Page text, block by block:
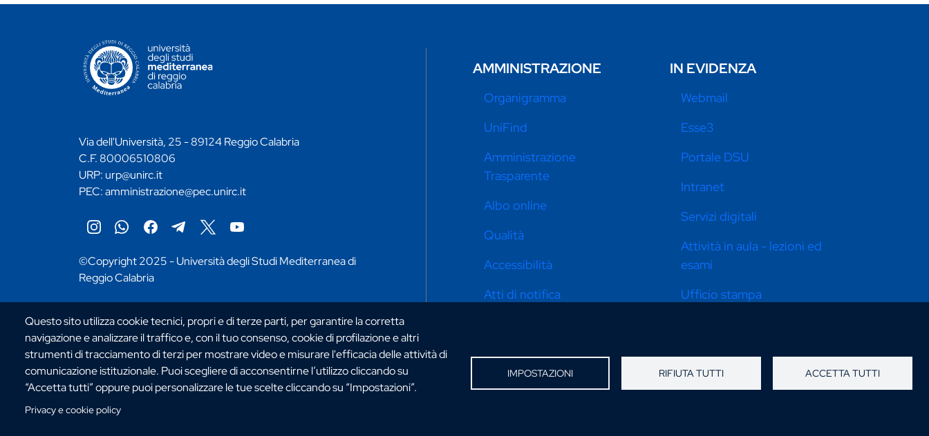
Questo sito utilizza cookie tecnici, propri e di terze parti, per garantire la corretta
navigazione e analizzare il traffico e, con il tuo consenso, cookie di profilazione e altri
strumenti di tracciamento di terzi per mostrare video e misurare l'efficacia delle attività di
comunicazione istituzionale. Puoi scegliere di acconsentirne l’utilizzo cliccando su
“Accetta tutti” oppure puoi personalizzare le tue scelte cliccando su “Impostazioni”.
Privacy e cookie policy
IMPOSTAZIONI RIFIUTA TUTTI ACCETTA TUTTI
CONTATTI ATENEO
Via dell'Università, 25 - 89124 Reggio Calabria
C.F. 80006510806
URP: urp@unirc.it
PEC:amministrazione@pec.unirc.it
©Copyright 2025 - Università degli Studi Mediterranea di
Reggio Calabria
AMMINISTRAZIONE
Organigramma
UniFind
Amministrazione
Trasparente
Albo online
Qualità
Accessibilità
Atti di notifica
Impostazioni cookie
IN EVIDENZA
Webmail
Esse3
Portale DSU
Intranet
Servizi digitali
Attività in aula - lezioni ed
esami
Ufficio stampa
Dona ora